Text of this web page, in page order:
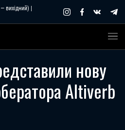
вихідний) |
нову
Altiverb